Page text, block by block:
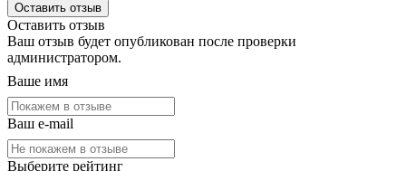
Оставить отзыв
Оставить отзыв
Ваш отзыв будет опубликован после проверки
администратором.
Ваше имя
Ваш e-mail
Выберите рейтинг